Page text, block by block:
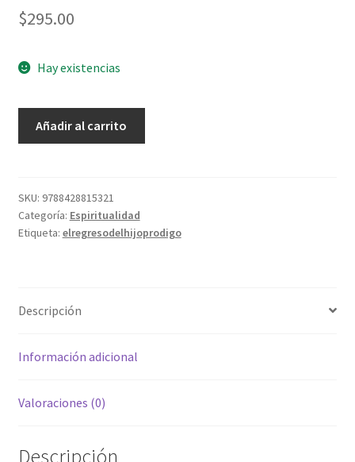
$295.00
Hay existencias
Prodigo
cantidad
Añadir al carrito
SKU: 9788428815321
Categoría: Espiritualidad
Etiqueta: elregresodelhijoprodigo
Descripción
Información adicional
Valoraciones (0)
Descripción